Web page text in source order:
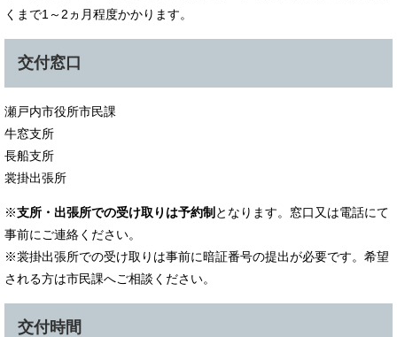
くまで1～2ヵ月程度かかります。
交付窓口
瀬戸内市役所市民課
牛窓支所
長船支所
裳掛出張所
※支所・出張所での受け取りは予約制 となります。窓口又は電話にて
事前にご連絡ください。
※裳掛出張所での受け取りは事前に暗証番号の提出が必要です。希望
される方は市民課へご相談ください。
交付時間